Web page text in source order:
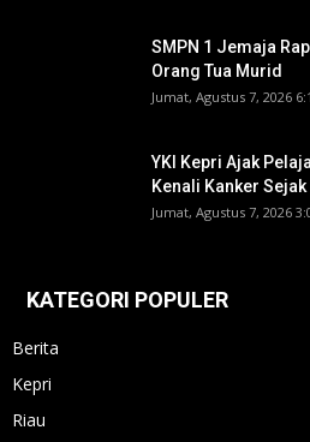
SMPN 1 Jemaja
Orang Tua Murid ‎
Jumat, Agustus 7, 2026
YKI Kepri Ajak
Kenali Kanker Sejak
Jumat, Agustus 7, 2026
KATEGORI POPULER
Berita
Kepri
Riau